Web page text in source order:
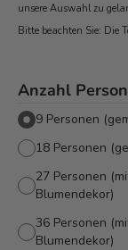
unsere Auswahl zu
Bitte beachten Sie: Die
Anzahl
9 Personen
18 Personen
27 Personen
Blumendekor)
36 Personen
Blumendekor)